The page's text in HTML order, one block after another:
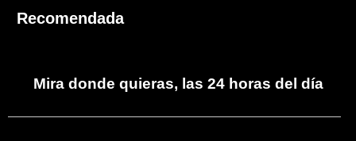
Recomendada
Mira donde quieras, las 24 horas del día